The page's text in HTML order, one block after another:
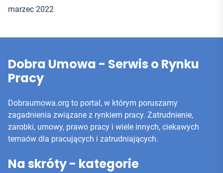
marzec 2022
Dobra Umowa - Serwis o Rynku
Pracy
Dobraumowa.org to portal, w którym poruszamy
zagadnienia związane z rynkiem pracy. Zatrudnienie,
zarobki, umowy, prawo pracy i wiele innych, ciekawych
temaów dla pracujących i zatrudniających.
Na skróty - kategorie